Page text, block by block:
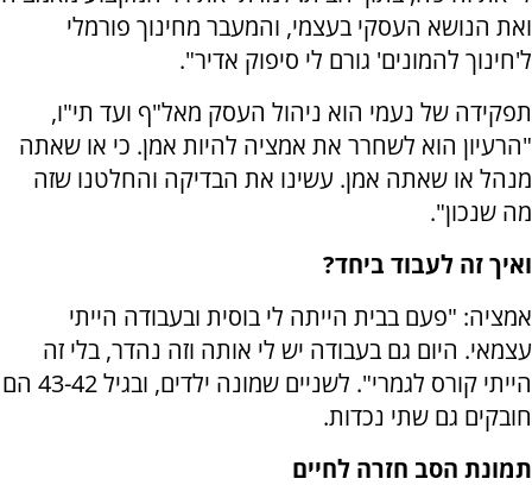
ואת הנושא העסקי בעצמי, והמעבר מחינוך פורמלי
ל'חינוך להמונים' גורם לי סיפוק אדיר".
תפקידה של נעמי הוא ניהול העסק מאל"ף ועד תי"ו,
"הרעיון הוא לשחרר את אמציה להיות אמן. כי או שאתה
מנהל או שאתה אמן. עשינו את הבדיקה והחלטנו שזה
מה שנכון".
ואיך זה לעבוד ביחד?
אמציה: "פעם בבית הייתה לי בוסית ובעבודה הייתי
עצמאי. היום גם בעבודה יש לי אותה וזה נהדר, בלי זה
הייתי קורס לגמרי". לשניים שמונה ילדים, ובגיל 43-42 הם
חובקים גם שתי נכדות.
תמונת הסב חזרה לחיים